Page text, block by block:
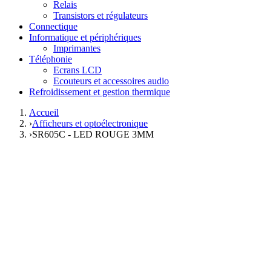
Relais
Transistors et régulateurs
Connectique
Informatique et périphériques
Imprimantes
Téléphonie
Ecrans LCD
Ecouteurs et accessoires audio
Refroidissement et gestion thermique
Accueil
›Afficheurs et optoélectronique
›SR605C - LED ROUGE 3MM